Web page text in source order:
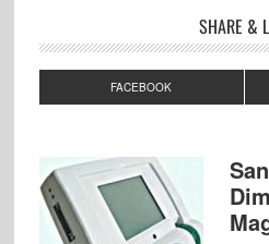
SHARE &
FACEBOOK